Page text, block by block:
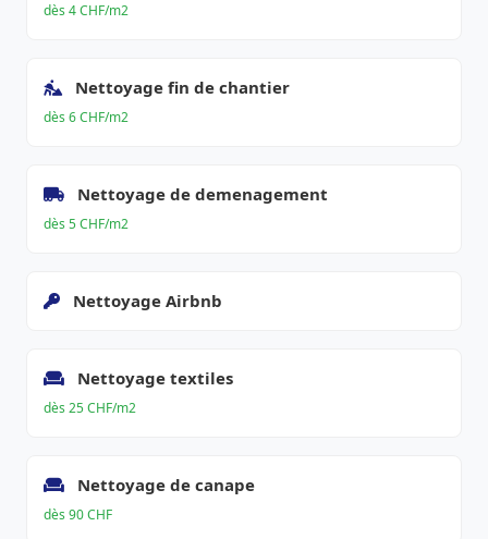
dès 4 CHF/m2
Nettoyage fin de chantier
dès 6 CHF/m2
Nettoyage de demenagement
dès 5 CHF/m2
Nettoyage Airbnb
Nettoyage textiles
dès 25 CHF/m2
Nettoyage de canape
dès 90 CHF